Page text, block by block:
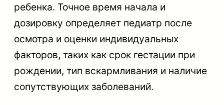
ребенка. Точное время начала и
дозировку определяет педиатр после
осмотра и оценки индивидуальных
факторов, таких как срок гестации при
рождении, тип вскармливания и наличие
сопутствующих заболеваний.